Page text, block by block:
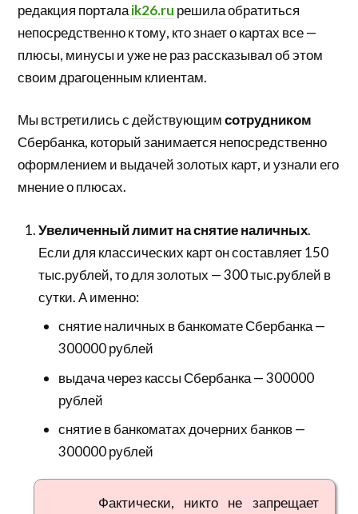
редакция порталаik26.ru решила обратиться
непосредственно к тому, кто знает о картах все —
плюсы, минусы и уже не раз рассказывал об этом
своим драгоценным клиентам.
Мы встретились с действующимсотрудником
Сбербанка, который занимается непосредственно
оформлением и выдачей золотых карт, и узнали его
мнение о плюсах.
Увеличенный лимит на снятие наличных.
Если для классических карт он составляет 150
тыс.рублей, то для золотых — 300 тыс.рублей в
сутки. А именно:
снятие наличных в банкомате Сбербанка —
300000 рублей
выдача через кассы Сбербанка — 300000
рублей
снятие в банкоматах дочерних банков —
300000 рублей
Фактически, никто не запрещает